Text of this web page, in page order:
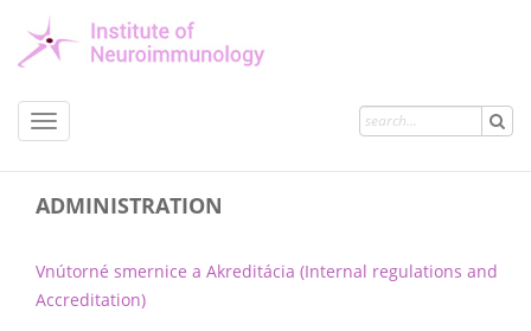
Toggle
ADMINISTRATION
Vnútorné smernice a Akreditácia (Internal regulations and
Accreditation)